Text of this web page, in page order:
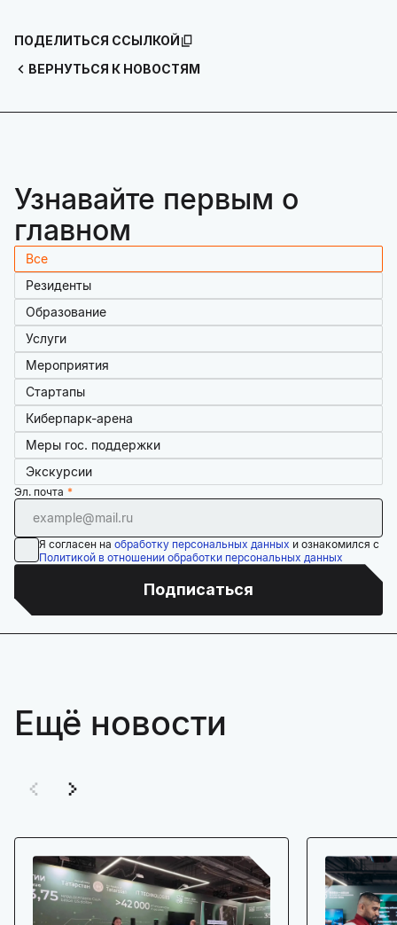
ВЕРНУТЬСЯ К НОВОСТЯМ
ПОДЕЛИТЬСЯ ССЫЛКОЙ
Узнавайте первым о
главном
Все
Резиденты
Образование
Услуги
Мероприятия
Стартапы
Киберпарк-арена
Меры гос. поддержки
Экскурсии
Эл. почта
Я согласен на обработку персональных данных и ознакомился с
Политикой в отношении обработки персональных данных
Подписаться
Ещё новости